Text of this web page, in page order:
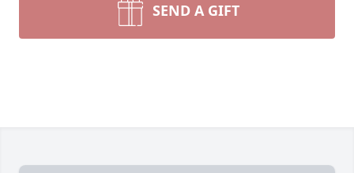
SEND A GIFT